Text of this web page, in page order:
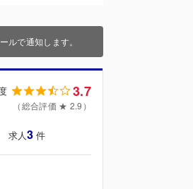
ルで通知します。
3.7
（総合評価 ★ 2.9）
求人3 件